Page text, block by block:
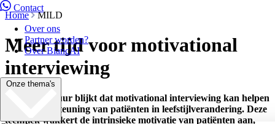
Contact
Over ons
Partner worden?
Over BiancAI
Onze thema's
Home MILD
Meer tijd voor motivational
interviewing
Uit de literatuur blijkt dat motivational interviewing kan helpen
bij de ondersteuning van patiën­ten in leefstijlverandering. Deze
techniek wakkert de intrinsieke motivatie van patiënten aan,